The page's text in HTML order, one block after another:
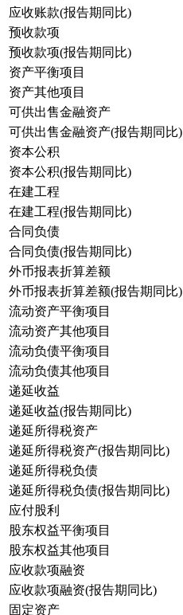
应收账款(报告期同比)
预收款项
预收款项(报告期同比)
资产平衡项目
资产其他项目
可供出售金融资产
可供出售金融资产(报告期同比)
资本公积
资本公积(报告期同比)
在建工程
在建工程(报告期同比)
合同负债
合同负债(报告期同比)
外币报表折算差额
外币报表折算差额(报告期同比)
流动资产平衡项目
流动资产其他项目
流动负债平衡项目
流动负债其他项目
递延收益
递延收益(报告期同比)
递延所得税资产
递延所得税资产(报告期同比)
递延所得税负债
递延所得税负债(报告期同比)
应付股利
股东权益平衡项目
股东权益其他项目
应收款项融资
应收款项融资(报告期同比)
固定资产